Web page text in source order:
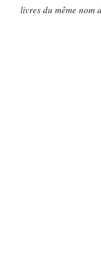
livres du même nom